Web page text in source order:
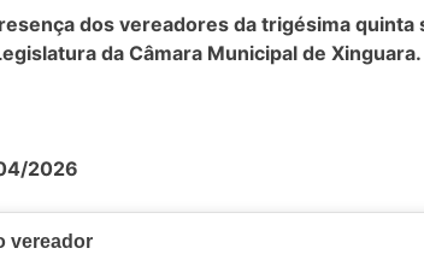
dos vereadores da trigésima
da Câmara Municipal de Xinguara.
2026
vereador